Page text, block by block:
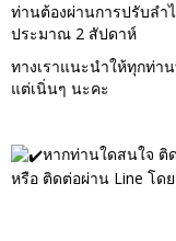
ท่านต้องผ่านการปรับลำ
ประมาณ 2 สัปดาห์
ทางเราแนะนำให้ทุกท่า
แต่เนิ่นๆ นะคะ
หากท่านใดสนใจ ติ
หรือ ติดต่อผ่าน Line โด